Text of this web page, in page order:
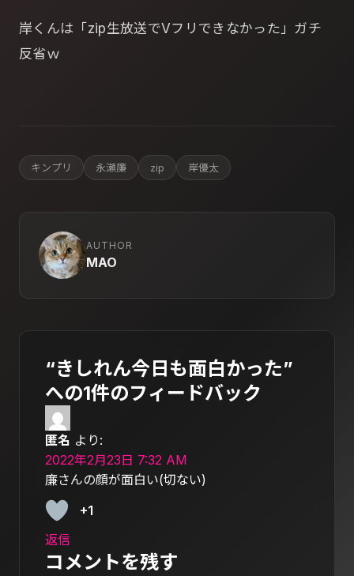
岸くんは「zip生放送でVフリできなかった」ガチ
反省ｗ
キンプリ 永瀬廉 zip 岸優太
AUTHOR
MAO
“きしれん今日も面白かった”
への1件のフィードバック
匿名 より:
2022年2月23日 7:32 AM
廉さんの顔が面白い(切ない)
+1
返信
コメントを残す